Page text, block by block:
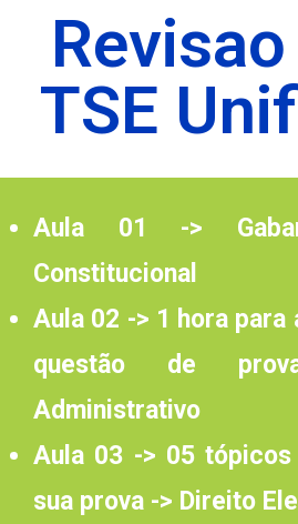
TSE
Aula 01 ->
Constitucional
Aula 02 -> 1 hora
questão de
Administrativo
Aula 03 -> 05
sua prova -> Direito